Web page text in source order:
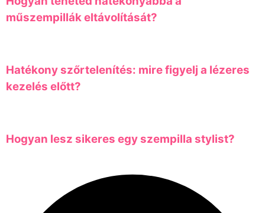
műszempillák eltávolítását?
Hatékony szőrtelenítés: mire figyelj a lézeres
kezelés előtt?
Hogyan lesz sikeres egy szempilla stylist?